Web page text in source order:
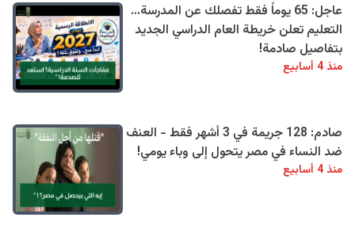
عاجل: 65 يوماً فقط تفصلك عن المدرسة...
التعليم تعلن خريطة العام الدراسي الجديد
بتفاصيل صادمة!
منذ 4 أسابيع
صادم: 128 جريمة في 3 أشهر فقط - العنف
ضد النساء في مصر يتحول إلى وباء يومي!
منذ 4 أسابيع